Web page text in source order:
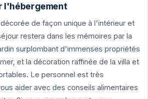
l'hébergement
de façon unique à l'intérieur et
restera dans les mémoires par la
surplombant d'immenses propriétés
et la décoration raffinée de la villa et
Le personnel est très
aider avec des conseils alimentaires